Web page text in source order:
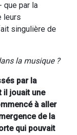
- que par la
leurs
singulière de
la musique ?
par la
il jouait une
à aller
de la
qui pouvait